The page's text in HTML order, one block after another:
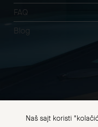
FAQ
Blog
Naš sajt koristi